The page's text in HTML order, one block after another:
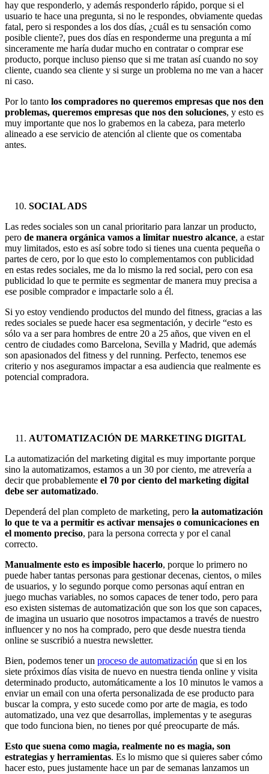
hay que responderlo, y además responderlo rápido, porque si el
usuario te hace una pregunta, si no le respondes, obviamente quedas
fatal, pero si respondes a los dos días, ¿cuál es tu sensación como
posible cliente?, pues dos días en responderme una pregunta a mí
sinceramente me haría dudar mucho en contratar o comprar ese
producto, porque incluso pienso que si me tratan así cuando no soy
cliente, cuando sea cliente y si surge un problema no me van a hacer
ni caso.
Por lo tanto los compradores no queremos empresas que nos den
problemas, queremos empresas que nos den soluciones, y esto es
muy importante que nos lo grabemos en la cabeza, para meterlo
alineado a ese servicio de atención al cliente que os comentaba
antes.
SOCIAL ADS
Las redes sociales son un canal prioritario para lanzar un producto,
pero de manera orgánica vamos a limitar nuestro alcance, a estar
muy limitados, esto es así sobre todo si tienes una cuenta pequeña o
partes de cero, por lo que esto lo complementamos con publicidad
en estas redes sociales, me da lo mismo la red social, pero con esa
publicidad lo que te permite es segmentar de manera muy precisa a
ese posible comprador e impactarle solo a él.
Si yo estoy vendiendo productos del mundo del fitness, gracias a las
redes sociales se puede hacer esa segmentación, y decirle “esto es
sólo va a ser para hombres de entre 20 a 25 años, que viven en el
centro de ciudades como Barcelona, Sevilla y Madrid, que además
son apasionados del fitness y del running. Perfecto, tenemos ese
criterio y nos aseguramos impactar a esa audiencia que realmente es
potencial compradora.
AUTOMATIZACIÓN DE MARKETING DIGITAL
La automatización del marketing digital es muy importante porque
sino la automatizamos, estamos a un 30 por ciento, me atrevería a
decir que probablemente el 70 por ciento del marketing digital
debe ser automatizado.
Dependerá del plan completo de marketing, pero la automatización
lo que te va a permitir es activar mensajes o comunicaciones en
el momento preciso, para la persona correcta y por el canal
correcto.
Manualmente esto es imposible hacerlo, porque lo primero no
puede haber tantas personas para gestionar decenas, cientos, o miles
de usuarios, y lo segundo porque como personas aquí entran en
juego muchas variables, no somos capaces de tener todo, pero para
eso existen sistemas de automatización que son los que son capaces,
de imagina un usuario que nosotros impactamos a través de nuestro
influencer y no nos ha comprado, pero que desde nuestra tienda
online se suscribió a nuestra newsletter.
Bien, podemos tener un proceso de automatización que si en los
siete próximos días visita de nuevo en nuestra tienda online y visita
determinado producto, automáticamente a los 10 minutos le vamos a
enviar un email con una oferta personalizada de ese producto para
buscar la compra, y esto sucede como por arte de magia, es todo
automatizado, una vez que desarrollas, implementas y te aseguras
que todo funciona bien, no tienes por qué preocuparte de más.
Esto que suena como magia, realmente no es magia, son
estrategias y herramientas. Es lo mismo que si quieres saber cómo
hacer esto, pues justamente hace un par de semanas lanzamos un